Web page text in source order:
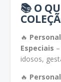
📚 O
🔥
Especiais
idosos,
🔥